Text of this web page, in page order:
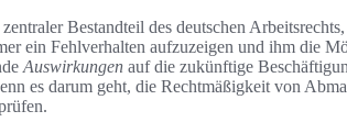
Bestandteil des deutschen
ein Fehlverhalten aufzuzeigen und ihm die
Auswirkungen auf die zukünftige
es darum geht, die Rechtmäßigkeit von